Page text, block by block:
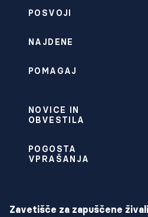
POSVOJI
NAJDENE
POMAGAJ
NOVICE IN
OBVESTILA
POGOSTA
VPRAŠANJA
Zavetišče za zapuščene